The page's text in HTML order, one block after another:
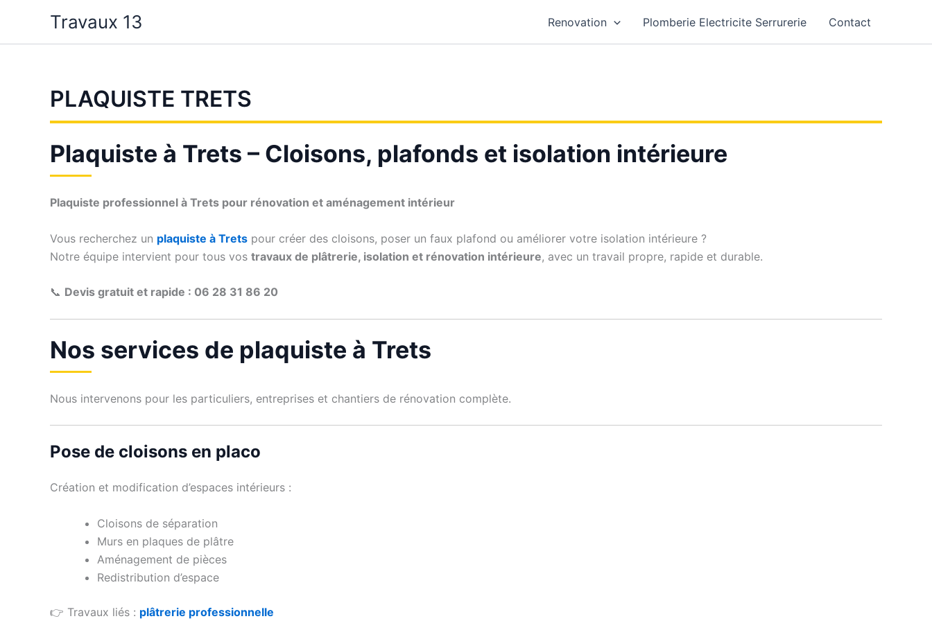
contenu
Travaux 13 Renovation Plomberie Electricite Serrurerie Contact
PLAQUISTE TRETS
Plaquiste à Trets – Cloisons, plafonds et isolation intérieure
Plaquiste professionnel à Trets pour rénovation et aménagement intérieur
Vous recherchez un plaquiste à Trets pour créer des cloisons, poser un faux plafond ou améliorer votre isolation intérieure ?
Notre équipe intervient pour tous vos travaux de plâtrerie, isolation et rénovation intérieure, avec un travail propre, rapide et durable.
📞 Devis gratuit et rapide : 06 28 31 86 20
Nos services de plaquiste à Trets
Nous intervenons pour les particuliers, entreprises et chantiers de rénovation complète.
Pose de cloisons en placo
Création et modification d’espaces intérieurs :
Cloisons de séparation
Murs en plaques de plâtre
Aménagement de pièces
Redistribution d’espace
👉 Travaux liés : plâtrerie professionnelle